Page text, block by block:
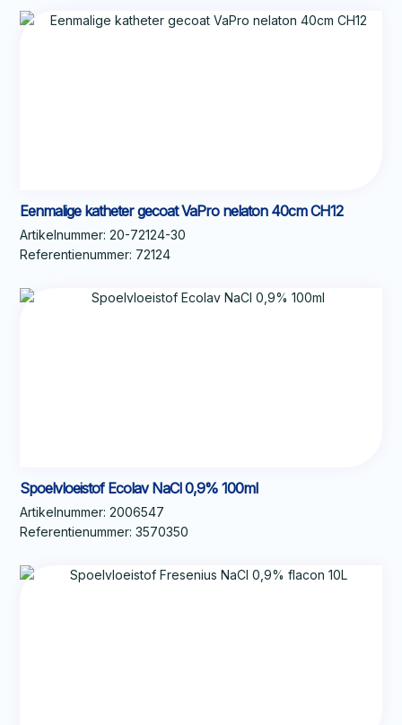
Eenmalige katheter gecoat VaPro nelaton 40cm CH12
Artikelnummer: 20-72124-30
Referentienummer: 72124
Spoelvloeistof Ecolav NaCl 0,9% 100ml
Artikelnummer: 2006547
Referentienummer: 3570350